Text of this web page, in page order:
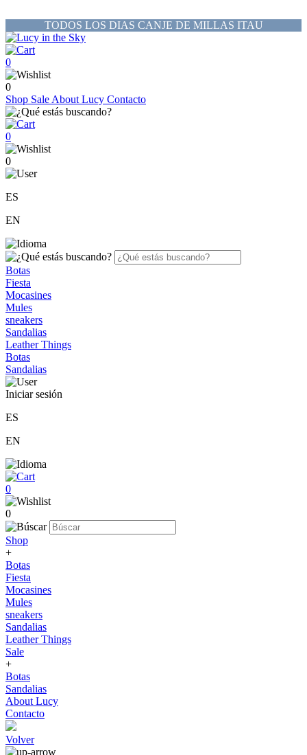
TODOS LOS DIAS CANJE DE MILLAS ITAU
0
0
Shop Sale About Lucy Contacto
0
0
ES
EN
Botas
Fiesta
Mocasines
Mules
sneakers
Sandalias
Leather Things
Botas
Sandalias
Iniciar sesión
ES
EN
0
0
Shop
+
Botas
Fiesta
Mocasines
Mules
sneakers
Sandalias
Leather Things
Sale
+
Botas
Sandalias
About Lucy
Contacto
Volver